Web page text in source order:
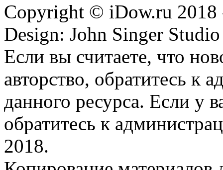
Copyright © iDow.ru 2018
Design: John Singer Studio
Если вы считаете, что
авторство, обратитесь к
данного ресурса. Если у
обратитесь к
2018.